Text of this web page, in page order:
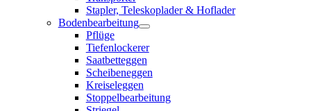
Stapler, Teleskoplader & Hoflader
Bodenbearbeitung
Pflüge
Tiefenlockerer
Saatbetteggen
Scheibeneggen
Kreiseleggen
Stoppelbearbeitung